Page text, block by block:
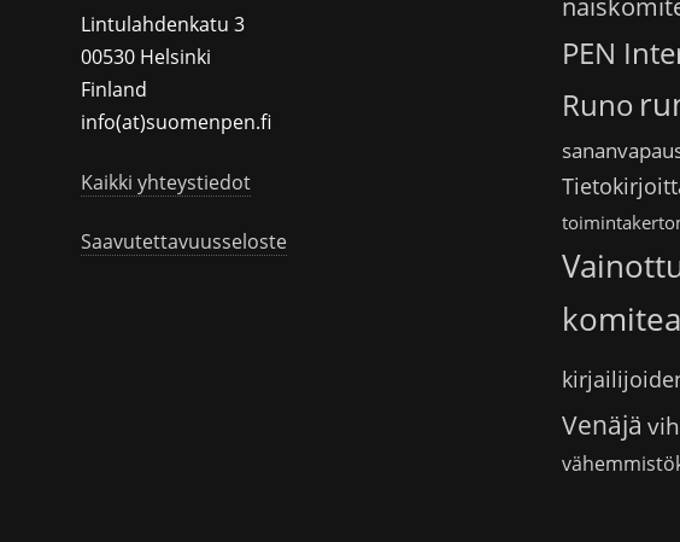
Lintulahdenkatu 3
00530 Helsinki
Finland
info(at)suomenpen.fi
Kaikki yhteystiedot
Saavutettavuusseloste
PEN
Runo
komitea
Venäjä